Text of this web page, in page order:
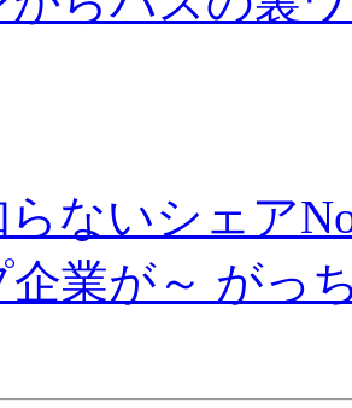
ないシェア
業が～ がっ